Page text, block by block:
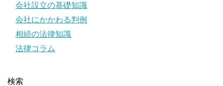
会社設立の基礎知識
会社にかかわる判例
相続の法律知識
法律コラム
検索